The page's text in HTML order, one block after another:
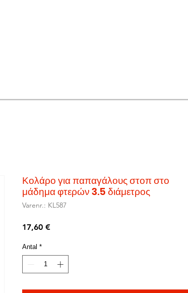
Κολάρο για παπαγάλους στοπ στο
μάδημα φτερών 3.5 διάμετρος
Varenr.: KL587
17,60 €Pris
Antal *